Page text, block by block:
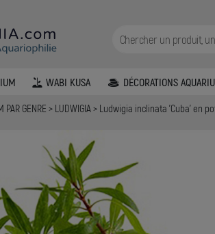
WABI KUSA DÉCORATIONS
PAR GENRE LUDWIGIA Ludwigia inclinata 'Cuba' en